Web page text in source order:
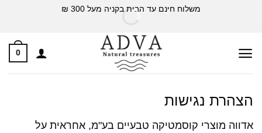
משלוח חינם עד הבית בקניה מעל 300 ₪
0
הצהרת נגישות
אדווה מוצרי קוסמטיקה טבעיים בע"מ, אחראית על